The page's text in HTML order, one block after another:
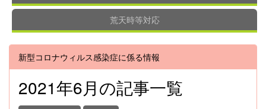
荒天時等対応
新型コロナウィルス感染症に係る情報
2021年6月の記事一覧